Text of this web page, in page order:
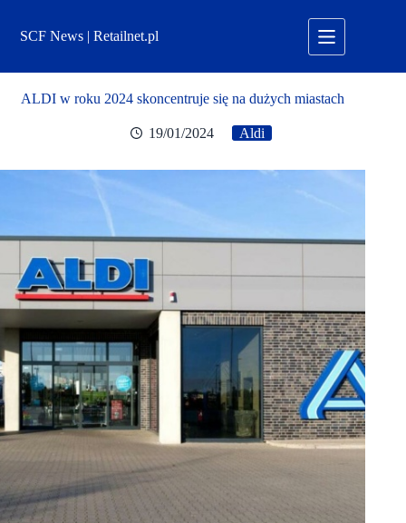
treściSCF News | Retailnet.pl
ALDI w roku 2024 skoncentruje się na dużych miastach
19/01/2024 Aldi